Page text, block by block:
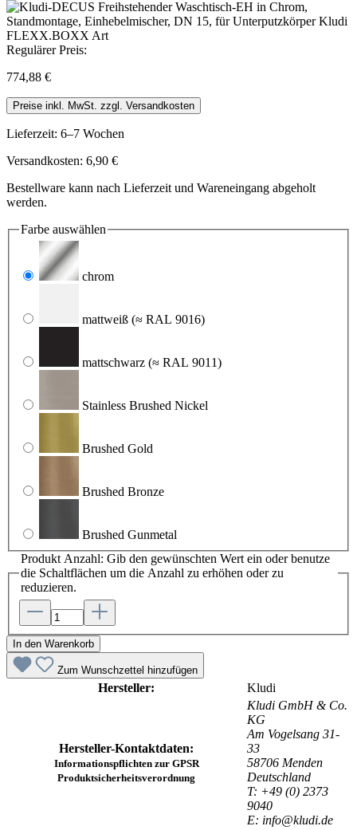
Regulärer Preis:
774,88 €
Preise inkl. MwSt. zzgl. Versandkosten
Lieferzeit: 6–7 Wochen
Versandkosten: 6,90 €
Bestellware kann nach Lieferzeit und Wareneingang abgeholt
werden.
Farbe auswählen
chrom
mattweiß (≈ RAL 9016)
mattschwarz (≈ RAL 9011)
Stainless Brushed Nickel
Brushed Gold
Brushed Bronze
Brushed Gunmetal
Produkt Anzahl: Gib den gewünschten Wert ein oder benutze
die Schaltflächen um die Anzahl zu erhöhen oder zu
reduzieren.
In den Warenkorb
Zum Wunschzettel hinzufügen
Hersteller: Kludi
Hersteller-Kontaktdaten:
Informationspflichten zur GPSR
Produktsicherheitsverordnung
Kludi GmbH & Co.
KG
Am Vogelsang 31-
33
58706 Menden
Deutschland
T: +49 (0) 2373
9040
E: info@kludi.de